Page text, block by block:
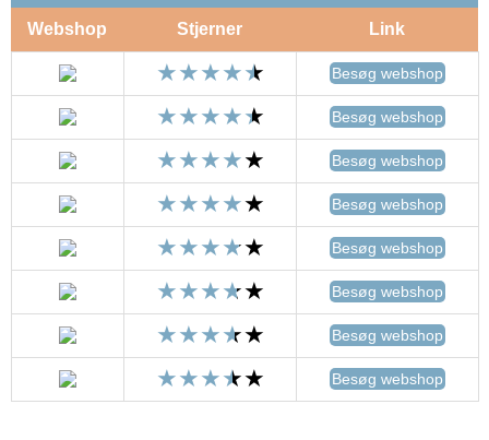
Webshop Stjerner Link
Besøg webshop
Besøg webshop
Besøg webshop
Besøg webshop
Besøg webshop
Besøg webshop
Besøg webshop
Besøg webshop